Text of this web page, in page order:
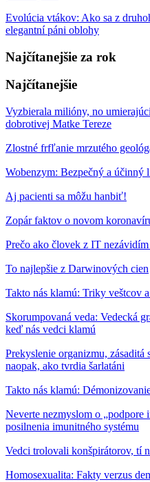
Evolúcia vtákov: Ako sa z
elegantní páni oblohy
Najčítanejšie za rok
Najčítanejšie
Vyzbierala milióny, no
dobrotivej Matke Tereze
Zlostné frfľanie mrzutého
Wobenzym: Bezpečný a účinný
Aj pacienti sa môžu hanbiť!
Zopár faktov o novom
Prečo ako človek z IT
To najlepšie z Darwinových cien
Takto nás klamú: Triky veštcov
Skorumpovaná veda: Vedecká
keď nás vedci klamú
Prekyslenie organizmu, zásaditá
naopak, ako tvrdia šarlatáni
Takto nás klamú:
Neverte nezmyslom o „podpore
posilnenia imunitného systému
Vedci trolovali konšpirátorov, tí
Homosexualita: Fakty verzus